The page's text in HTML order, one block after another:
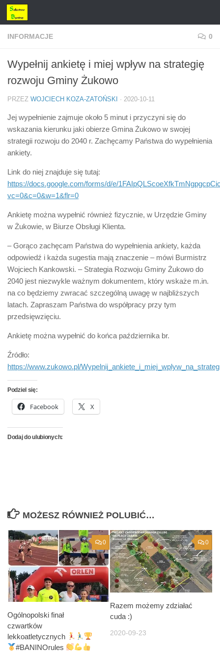
Przejdź do treści
INFORMACJE 0
Wypełnij ankietę i miej wpływ na strategię
rozwoju Gminy Żukowo
PRZEZ WOJCIECH KOZA-ZATOŃSKI · 2020-10-11
Jej wypełnienie zajmuje około 5 minut i przyczyni się do
wskazania kierunku jaki obierze Gmina Żukowo w swojej
strategii rozwoju do 2040 r. Zachęcamy Państwa do wypełnienia
ankiety.
Link do niej znajduje się tutaj:
https://docs.google.com/forms/d/e/
vc=0&c=0&w=1&flr=0
Ankietę można wypełnić również fizycznie, w Urzędzie Gminy
w Żukowie, w Biurze Obsługi Klienta.
– Gorąco zachęcam Państwa do wypełnienia ankiety, każda
odpowiedź i każda sugestia mają znaczenie – mówi Burmistrz
Wojciech Kankowski. – Strategia Rozwoju Gminy Żukowo do
2040 jest niezwykle ważnym dokumentem, który wskaże m.in.
na co będziemy zwracać szczególną uwagę w najbliższych
latach. Zapraszam Państwa do współpracy przy tym
przedsięwzięciu.
Ankietę można wypełnić do końca października br.
Źródło:
https://www.zukowo.pl/
Podziel się:
Facebook X
Dodaj do ulubionych:
MOŻESZ RÓWNIEŻ POLUBIĆ…
0
Ogólnopolski finał
czwartków
lekkoatletycznych
#BANINOrules
0
Razem możemy zdziałać
cuda :)
2020-09-23